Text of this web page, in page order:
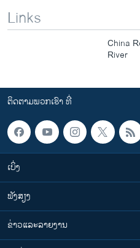
Links
China
River
ຕິດຕາມພວກເຮົາ ທີ່
ເບິ່ງ
ຟັງສຽງ
ຂ່າວແລະລາຍງານ